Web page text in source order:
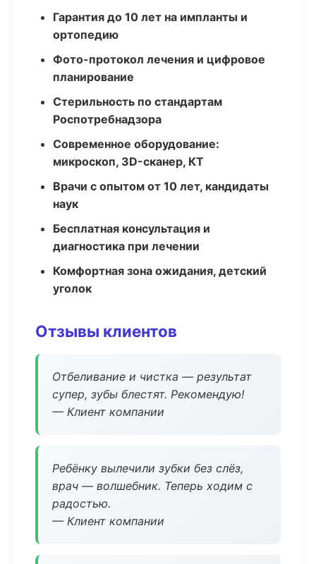
Гарантия до 10 лет на импланты и
ортопедию
Фото-протокол лечения и цифровое
планирование
Стерильность по стандартам
Роспотребнадзора
Современное оборудование:
микроскоп, 3D-сканер, КТ
Врачи с опытом от 10 лет, кандидаты
наук
Бесплатная консультация и
диагностика при лечении
Комфортная зона ожидания, детский
уголок
Отзывы клиентов
Отбеливание и чистка — результат
супер, зубы блестят. Рекомендую!
— Клиент компании
Ребёнку вылечили зубки без слёз,
врач — волшебник. Теперь ходим с
радостью.
— Клиент компании